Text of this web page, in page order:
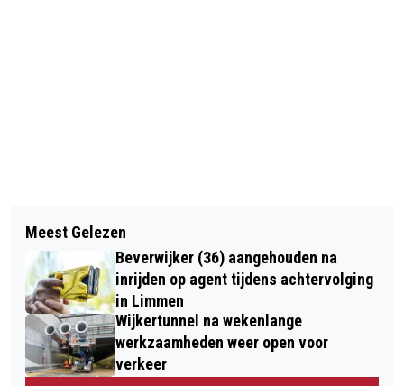
LINTJESREGEN 2022: RECORDAANTAL
VAN 13 KONINKLIJKE
ONDERSCHEIDINGEN IN CASTRICUM
DRIE MILJOEN TOMPOUCES OP DAT
HELE KLEINE STUKJE AARDE
Meest Gelezen
Beverwijker (36) aangehouden na
inrijden op agent tijdens achtervolging
in Limmen
Wijkertunnel na wekenlange
werkzaamheden weer open voor
verkeer